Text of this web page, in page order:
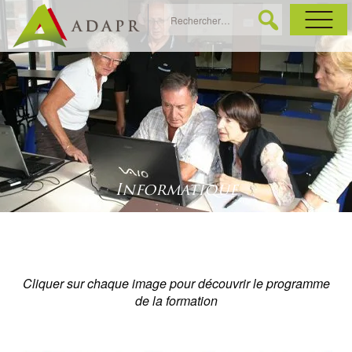
Informatique
Cliquer sur chaque image pour découvrir le programme
de la formation